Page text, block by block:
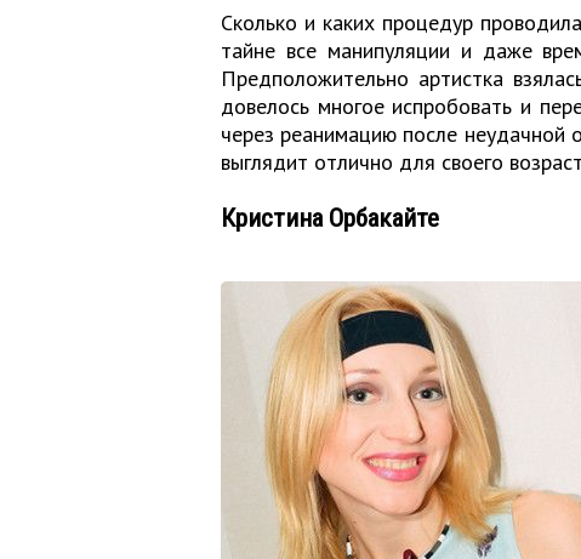
Сколько и каких процедур
тайне все манипуляции и даже
Предположительно артистка
довелось многое испробовать и
через реанимацию после неудачной
выглядит отлично для своего
Кристина Орбакайте